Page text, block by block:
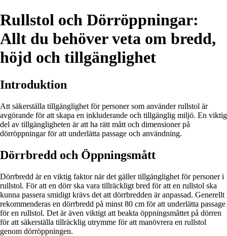
Rullstol och Dörröppningar:
Allt du behöver veta om bredd,
höjd och tillgänglighet
Introduktion
Att säkerställa tillgänglighet för personer som använder rullstol är
avgörande för att skapa en inkluderande och tillgänglig miljö. En viktig
del av tillgängligheten är att ha rätt mått och dimensioner på
dörröppningar för att underlätta passage och användning.
Dörrbredd och Öppningsmått
Dörrbredd är en viktig faktor när det gäller tillgänglighet för personer i
rullstol. För att en dörr ska vara tillräckligt bred för att en rullstol ska
kunna passera smidigt krävs det att dörrbredden är anpassad. Generellt
rekommenderas en dörrbredd på minst 80 cm för att underlätta passage
för en rullstol. Det är även viktigt att beakta öppningsmåttet på dörren
för att säkerställa tillräcklig utrymme för att manövrera en rullstol
genom dörröppningen.